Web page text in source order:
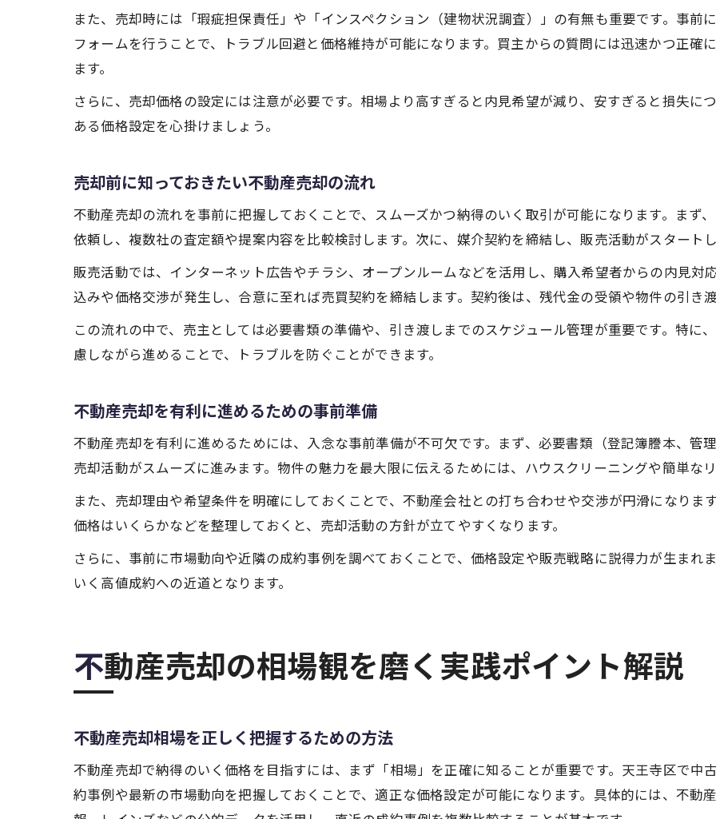
売却タイミングの見極めが価格に与える影響
不動産売却で査定比較を活用する具体的方法
住み替えを見据えた不動産売却の資金計画
また、売却時には「瑕疵担保責任」や「インスペクション（建物状況調査）」の有無も重要です。事前
フォームを行うことで、トラブル回避と価格維持が可能になります。買主からの質問には迅速かつ正確
ます。
さらに、売却価格の設定には注意が必要です。相場より高すぎると内見希望が減り、安すぎると損失に
ある価格設定を心掛けましょう。
売却前に知っておきたい不動産売却の流れ
不動産売却の流れを事前に把握しておくことで、スムーズかつ納得のいく取引が可能になります。まず
依頼し、複数社の査定額や提案内容を比較検討します。次に、媒介契約を締結し、販売活動がスタート
販売活動では、インターネット広告やチラシ、オープンルームなどを活用し、購入希望者からの内見対
込みや価格交渉が発生し、合意に至れば売買契約を締結します。契約後は、残代金の受領や物件の引き
この流れの中で、売主としては必要書類の準備や、引き渡しまでのスケジュール管理が重要です。特に
慮しながら進めることで、トラブルを防ぐことができます。
不動産売却を有利に進めるための事前準備
不動産売却を有利に進めるためには、入念な事前準備が不可欠です。まず、必要書類（登記簿謄本、管
売却活動がスムーズに進みます。物件の魅力を最大限に伝えるためには、ハウスクリーニングや簡単な
また、売却理由や希望条件を明確にしておくことで、不動産会社との打ち合わせや交渉が円滑になりま
価格はいくらかなどを整理しておくと、売却活動の方針が立てやすくなります。
さらに、事前に市場動向や近隣の成約事例を調べておくことで、価格設定や販売戦略に説得力が生まれ
いく高値成約への近道となります。
不動産売却の相場観を磨く実践ポイント解説
不動産売却相場を正しく把握するための方法
不動産売却で納得のいく価格を目指すには、まず「相場」を正確に知ることが重要です。天王寺区で中
約事例や最新の市場動向を把握しておくことで、適正な価格設定が可能になります。具体的には、不動